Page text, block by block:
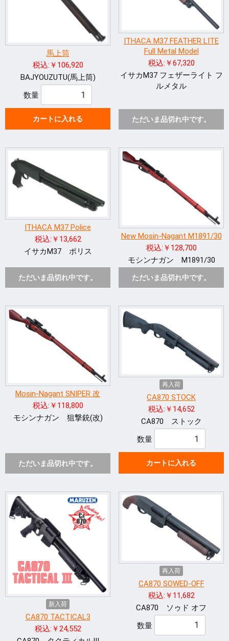
馬上筒
税込:￥106,920
BAJYOUZUTU(馬上筒)
数量
カートに入れる
ITHACA M37 FEATHER LITE
Full Metal Model
税込:￥67,320
イサカM37 フェザーライト フ
ルメタル
ただいま品切れ中です。
ITHACA M37 Police
税込:￥13,662
イサカM37 ポリス
ただいま品切れ中です。
New Mosin-Nagant M1891/30
税込:￥128,700
モシンナガン M1891/30
ただいま品切れ中です。
Mosin-Nagant SNIPER 改
税込:￥118,800
モシンナガン 狙撃銃(改)
ただいま品切れ中です。
再入荷
CA870 STOCK
税込:￥14,652
CA870 ストック
数量
カートに入れる
新入荷
CA870 TACTICAL3
税込:￥24,552
再入荷
CA870 SOWED-OFF
税込:￥11,682
CA870 ソゥド オフ
数量